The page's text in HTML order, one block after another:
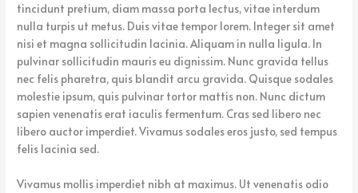
tincidunt pretium, diam massa porta lectus, vitae interdum
nulla turpis ut metus. Duis vitae tempor lorem. Integer sit amet
nisi et magna sollicitudin lacinia. Aliquam in nulla ligula. In
pulvinar sollicitudin mauris eu dignissim. Nunc gravida tellus
nec felis pharetra, quis blandit arcu gravida. Quisque sodales
molestie ipsum, quis pulvinar tortor mattis non. Nunc dictum
sapien venenatis erat iaculis fermentum. Cras sed libero nec
libero auctor imperdiet. Vivamus sodales eros justo, sed tempus
felis lacinia sed.
Vivamus mollis imperdiet nibh at maximus. Ut venenatis odio